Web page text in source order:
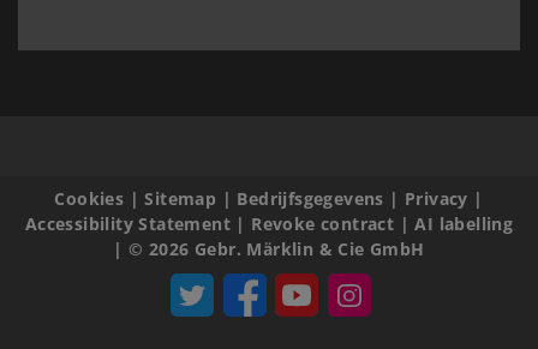
Cookies |Sitemap | Bedrijfsgegevens | Privacy |
Accessibility Statement| Revoke contract |AI labelling
|© 2026 Gebr. Märklin & Cie GmbH